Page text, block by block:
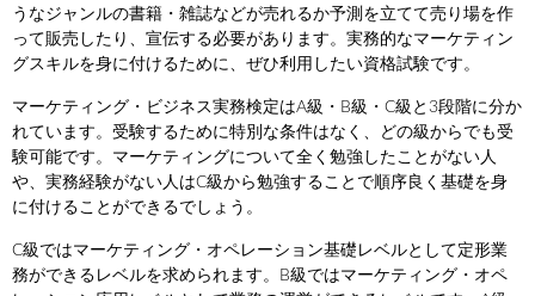
うなジャンルの書籍・雑誌などが売れるか予測を立てて売り場を作
って販売したり、宣伝する必要があります。実務的なマーケティン
グスキルを身に付けるために、ぜひ利用したい資格試験です。
マーケティング・ビジネス実務検定はA級・B級・C級と3段階に分か
れています。受験するために特別な条件はなく、どの級からでも受
験可能です。マーケティングについて全く勉強したことがない人
や、実務経験がない人はC級から勉強することで順序良く基礎を身
に付けることができるでしょう。
C級ではマーケティング・オペレーション基礎レベルとして定形業
務ができるレベルを求められます。B級ではマーケティング・オペ